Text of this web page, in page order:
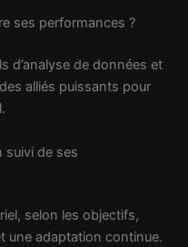
ses performances ?
d’analyse de données et
alliés puissants pour
suivi de ses
selon les objectifs,
une adaptation continue.